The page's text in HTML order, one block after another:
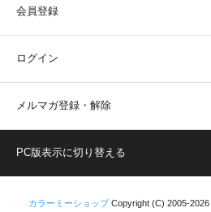
会員登録
ログイン
メルマガ登録・解除
PC版表示に切り替える
カラーミーショップCopyright (C) 2005-2026